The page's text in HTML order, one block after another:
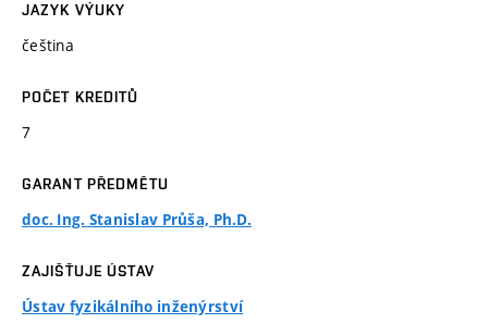
JAZYK VÝUKY
čeština
POČET KREDITŮ
7
GARANT PŘEDMĚTU
doc. Ing. Stanislav Průša, Ph.D.
ZAJIŠŤUJE ÚSTAV
Ústav fyzikálního inženýrství